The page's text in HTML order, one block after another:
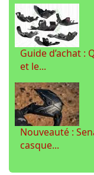
Guide d’achat :
et le...
Nouveauté :
casque...